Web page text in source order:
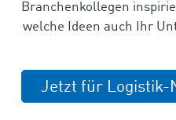
Branchenkollegen
welche Ideen auch Ihr
Jetzt für Logistik-